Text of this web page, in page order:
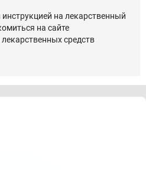
на лекарственный
на сайте
лекарственных средств